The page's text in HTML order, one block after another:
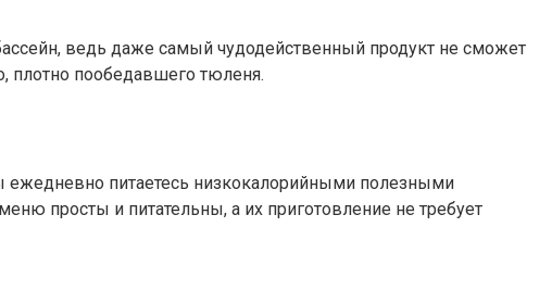
ведь даже самый чудодейственный продукт не сможет
плотно пообедавшего тюленя.
ежедневно питаетесь низкокалорийными полезными
просты и питательны, а их приготовление не требует